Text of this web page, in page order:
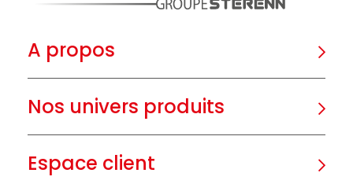
A propos
Nos univers produits
Espace client